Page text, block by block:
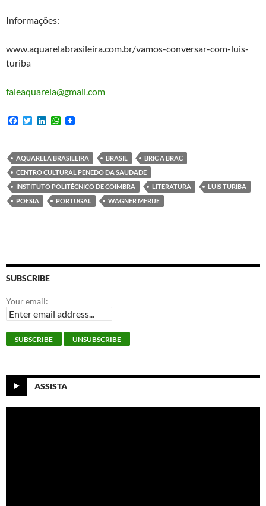
Informações:
www.aquarelabrasileira.com.br/vamos-conversar-com-luis-
turiba
faleaquarela@gmail.com
F
b
o
o
k
T
t
e
r
e
d
I
n
W
s
A
p
p
AQUARELA BRASILEIRA BRASIL
BRIC A BRAC
CENTRO CULTURAL PENEDO DA SAUDADE
INSTITUTO POLITÉCNICO DE COIMBRA
LITERATURA
LUIS TURIBA
POESIA
PORTUGAL WAGNER MERIJE
SUBSCRIBE
Your email:
ASSISTA